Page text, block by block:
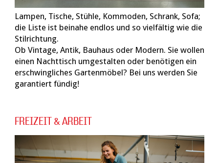
Lampen, Tische, Stühle, Kommoden, Schrank, Sofa;
die Liste ist beinahe endlos und so vielfältig wie die
Stilrichtung.
Ob Vintage, Antik, Bauhaus oder Modern. Sie wollen
einen Nachttisch umgestalten oder benötigen ein
erschwingliches Gartenmöbel? Bei uns werden Sie
garantiert fündig!
FREIZEIT & ARBEIT